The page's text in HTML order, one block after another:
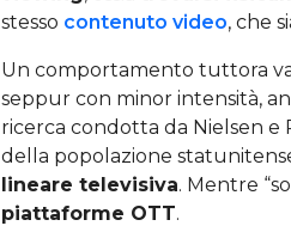
stesso contenuto video, che
Un comportamento tuttora
seppur con minor intensità,
ricerca condotta da Nielsen e
della popolazione
lineare televisiva. Mentre
piattaforme OTT.